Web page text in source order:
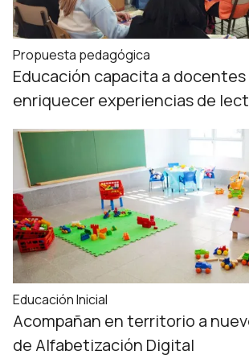
Propuesta pedagógica
Educación capacita a docentes
enriquecer experiencias de
Educación Inicial
Acompañan en territorio a
de Alfabetización Digital